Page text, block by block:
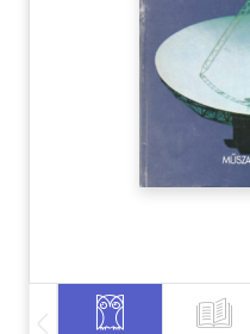
Szótár, nyelvkönyv
Tankönyv, segédkönyv
Társadalomtudomány